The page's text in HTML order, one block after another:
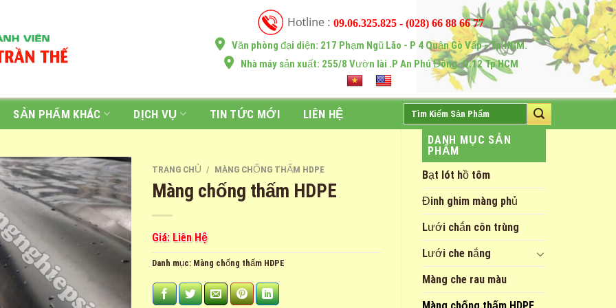
09.06.325.825 - (028) 66 88 66 77
Văn phòng đại diện: 217 Phạm Ngũ Lão - P 4 Quận Gò Vấp - Tp.HCM.
Nhà máy sản xuất: 255/8 Vườn lài .P An Phú Đông. Q.12 Tp HCM
SẢN PHẨM KHÁC DỊCH VỤ TIN TỨC MỚI LIÊN HỆ
DANH MỤC SẢN
PHẨM
Bạt lót hồ tôm
Đinh ghim màng phủ
Lưới chắn côn trùng
Lưới che nắng
Màng che rau màu
TRANG CHỦ / MÀNG CHỐNG THẤM HDPE
Màng chống thấm HDPE
Giá: Liên Hệ
Danh mục: Màng chống thấm HDPE